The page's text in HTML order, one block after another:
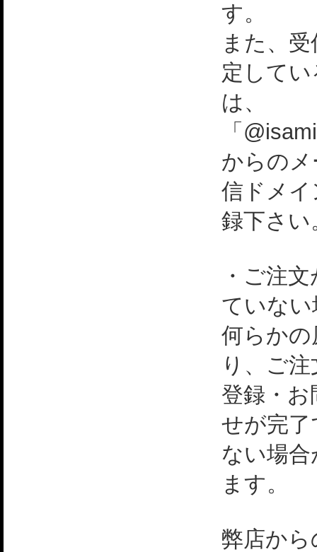
す。
また、
定して
は、
「
からの
信ドメ
録下さい
・ご注
ていない
何らか
り、ご
登録・
せが完
ない場
ます。
弊店か